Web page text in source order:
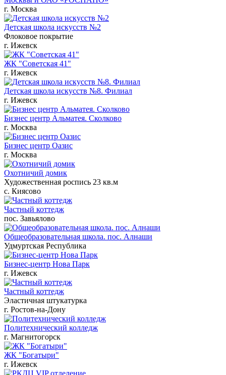
г. Москва
Детская школа искусств №2
Флоковое покрытие
г. Ижевск
ЖК "Советская 41"
г. Ижевск
Детская школа искусств №8. Филиал
г. Ижевск
Бизнес центр Альматея. Сколково
г. Москва
Бизнес центр Оазис
г. Москва
Охотничий домик
Художественная роспись 23 кв.м
с. Киясово
Частный коттедж
пос. Завьялово
Общеобразовательная школа. пос. Алнаши
Удмуртская Республика
Бизнес-центр Нова Парк
г. Ижевск
Частный коттедж
Эластичная штукатурка
г. Ростов-на-Дону
Политехнический колледж
г. Магнитогорск
ЖК "Богатыри"
г. Ижевск